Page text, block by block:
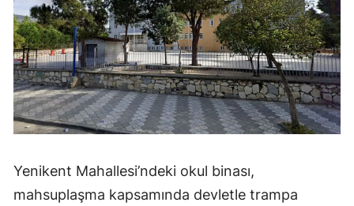
Yenikent Mahallesi’ndeki okul binası,
mahsuplaşma kapsamında devletle trampa